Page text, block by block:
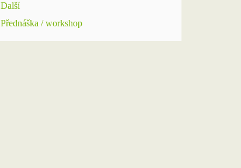
Další
Přednáška / workshop